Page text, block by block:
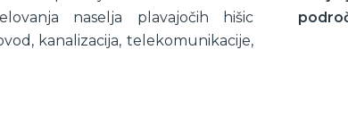
naselja plavajočih hišic
kanalizacija, telekomunikacije,